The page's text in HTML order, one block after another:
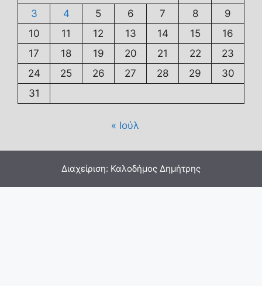
3
4 5 6 7 8
9
10
11 12 13 14 15
16
17
18 19 20 21 22
23
24
25 26 27 28 29
30
31
« Ιούλ
Διαχείριση: Καλοδήμος Δημήτρης